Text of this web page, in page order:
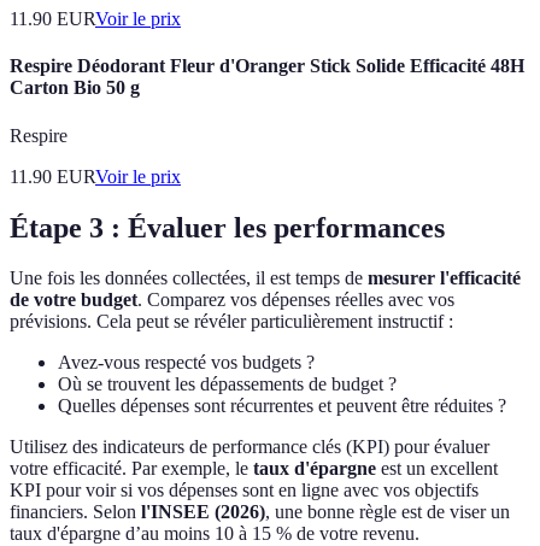
11.90 EURVoir le prix
Respire Déodorant Fleur d'Oranger Stick Solide Efficacité 48H
Carton Bio 50 g
Respire
11.90 EURVoir le prix
Étape 3 : Évaluer les performances
Une fois les données collectées, il est temps de mesurer l'efficacité
de votre budget. Comparez vos dépenses réelles avec vos
prévisions. Cela peut se révéler particulièrement instructif :
Avez-vous respecté vos budgets ?
Où se trouvent les dépassements de budget ?
Quelles dépenses sont récurrentes et peuvent être réduites ?
Utilisez des indicateurs de performance clés (KPI) pour évaluer
votre efficacité. Par exemple, le taux d'épargne est un excellent
KPI pour voir si vos dépenses sont en ligne avec vos objectifs
financiers. Selon l'INSEE (2026), une bonne règle est de viser un
taux d'épargne d’au moins 10 à 15 % de votre revenu.